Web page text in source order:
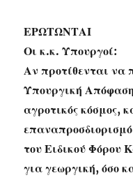
ΕΡΩΤΩΝΤΑΙ
Οι κ.κ. Υπουργοί:
Αν προτίθενται να
Υπουργική
αγροτικός κόσμος,
του Ειδικού Φόρου
για γεωργική, όσο